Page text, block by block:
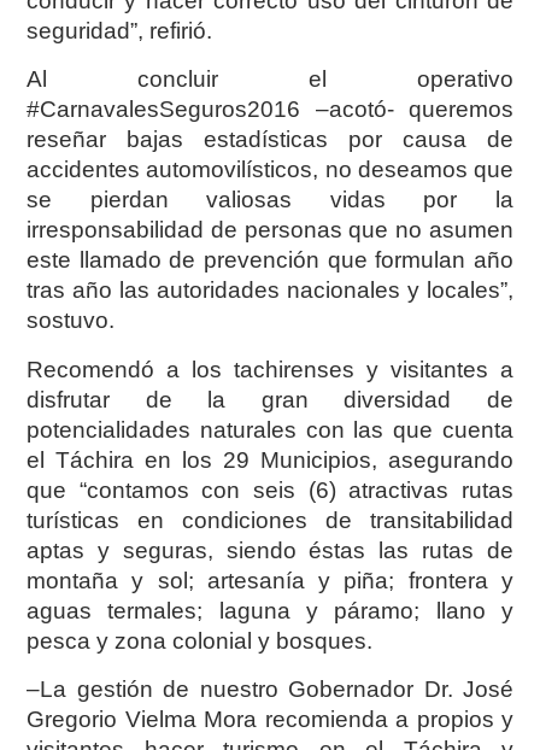
seguridad”, refirió.
Al concluir el operativo
#CarnavalesSeguros2016 –acotó- queremos
reseñar bajas estadísticas por causa de
accidentes automovilísticos, no deseamos que
se pierdan valiosas vidas por la
irresponsabilidad de personas que no asumen
este llamado de prevención que formulan año
tras año las autoridades nacionales y locales”,
sostuvo.
Recomendó a los tachirenses y visitantes a
disfrutar de la gran diversidad de
potencialidades naturales con las que cuenta
el Táchira en los 29 Municipios, asegurando
que “contamos con seis (6) atractivas rutas
turísticas en condiciones de transitabilidad
aptas y seguras, siendo éstas las rutas de
montaña y sol; artesanía y piña; frontera y
aguas termales; laguna y páramo; llano y
pesca y zona colonial y bosques.
–La gestión de nuestro Gobernador Dr. José
Gregorio Vielma Mora recomienda a propios y